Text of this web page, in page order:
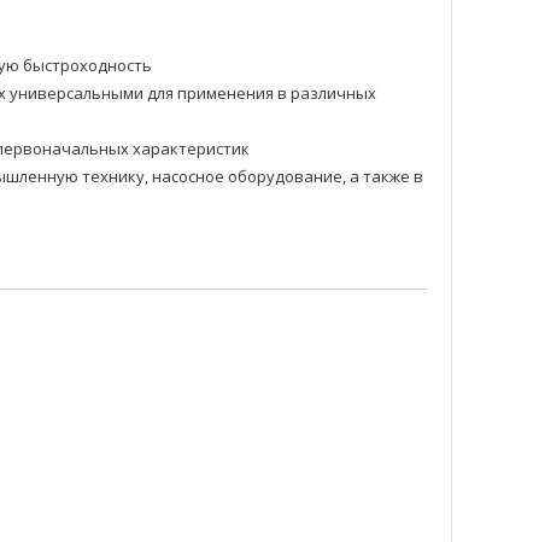
быстроходность
универсальными для применения в различных
характеристик
технику, насосное оборудование, а также в